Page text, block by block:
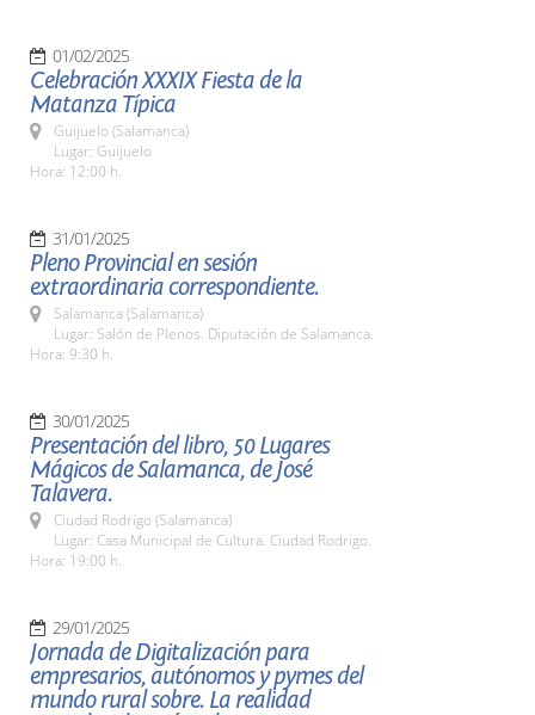
01/02/2025
Celebración XXXIX Fiesta de la
Matanza Típica
Guijuelo (Salamanca)
Lugar: Guijuelo
Hora: 12:00 h.
31/01/2025
Pleno Provincial en sesión
extraordinaria correspondiente.
Salamanca (Salamanca)
Lugar: Salón de Plenos. Diputación de Salamanca.
Hora: 9:30 h.
30/01/2025
Presentación del libro, 50 Lugares
Mágicos de Salamanca, de José
Talavera.
Ciudad Rodrigo (Salamanca)
Lugar: Casa Municipal de Cultura. Ciudad Rodrigo.
Hora: 19:00 h.
29/01/2025
Jornada de Digitalización para
empresarios, autónomos y pymes del
mundo rural sobre. La realidad